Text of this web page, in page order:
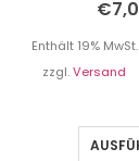
€
Enthält 19% MwSt.
zzgl.Versand